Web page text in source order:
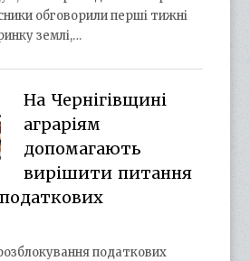
обговорили перші тижні
землі,…
На Чернігівщині
аграріям
допомагають
вирішити питання
податкових